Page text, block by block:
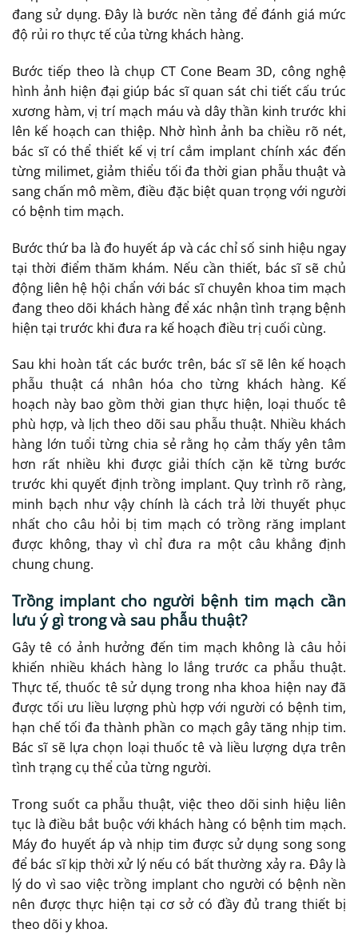
đang sử dụng. Đây là bước nền tảng để đánh giá mức
độ rủi ro thực tế của từng khách hàng.
Bước tiếp theo là chụp CT Cone Beam 3D, công nghệ
hình ảnh hiện đại giúp bác sĩ quan sát chi tiết cấu trúc
xương hàm, vị trí mạch máu và dây thần kinh trước khi
lên kế hoạch can thiệp. Nhờ hình ảnh ba chiều rõ nét,
bác sĩ có thể thiết kế vị trí cắm implant chính xác đến
từng milimet, giảm thiểu tối đa thời gian phẫu thuật và
sang chấn mô mềm, điều đặc biệt quan trọng với người
có bệnh tim mạch.
Bước thứ ba là đo huyết áp và các chỉ số sinh hiệu ngay
tại thời điểm thăm khám. Nếu cần thiết, bác sĩ sẽ chủ
động liên hệ hội chẩn với bác sĩ chuyên khoa tim mạch
đang theo dõi khách hàng để xác nhận tình trạng bệnh
hiện tại trước khi đưa ra kế hoạch điều trị cuối cùng.
Sau khi hoàn tất các bước trên, bác sĩ sẽ lên kế hoạch
phẫu thuật cá nhân hóa cho từng khách hàng. Kế
hoạch này bao gồm thời gian thực hiện, loại thuốc tê
phù hợp, và lịch theo dõi sau phẫu thuật. Nhiều khách
hàng lớn tuổi từng chia sẻ rằng họ cảm thấy yên tâm
hơn rất nhiều khi được giải thích cặn kẽ từng bước
trước khi quyết định trồng implant. Quy trình rõ ràng,
minh bạch như vậy chính là cách trả lời thuyết phục
nhất cho câu hỏi bị tim mạch có trồng răng implant
được không, thay vì chỉ đưa ra một câu khẳng định
chung chung.
Trồng implant cho người bệnh tim mạch cần
lưu ý gì trong và sau phẫu thuật?
Gây tê có ảnh hưởng đến tim mạch không là câu hỏi
khiến nhiều khách hàng lo lắng trước ca phẫu thuật.
Thực tế, thuốc tê sử dụng trong nha khoa hiện nay đã
được tối ưu liều lượng phù hợp với người có bệnh tim,
hạn chế tối đa thành phần co mạch gây tăng nhịp tim.
Bác sĩ sẽ lựa chọn loại thuốc tê và liều lượng dựa trên
tình trạng cụ thể của từng người.
Trong suốt ca phẫu thuật, việc theo dõi sinh hiệu liên
tục là điều bắt buộc với khách hàng có bệnh tim mạch.
Máy đo huyết áp và nhịp tim được sử dụng song song
để bác sĩ kịp thời xử lý nếu có bất thường xảy ra. Đây là
lý do vì sao việc trồng implant cho người có bệnh nền
nên được thực hiện tại cơ sở có đầy đủ trang thiết bị
theo dõi y khoa.